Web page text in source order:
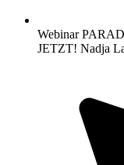
Webinar
JETZT! Nadja